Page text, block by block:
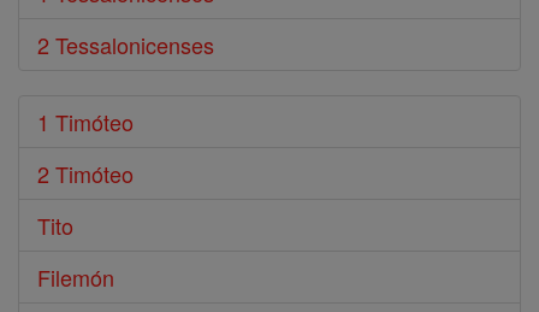
2 Tessalonicenses
1 Timóteo
2 Timóteo
Tito
Filemón